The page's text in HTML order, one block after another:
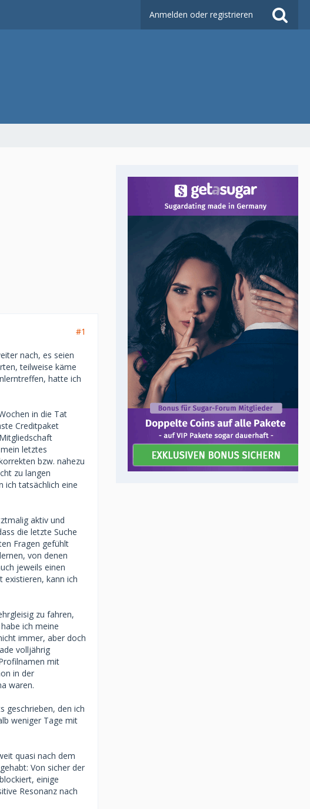
Anmelden oder registrieren
#1
nach, es seien
teilweise käme
hatte ich
in die Tat
Creditpaket
letztes
bzw. nahezu
zu langen
ich tatsächlich eine
aktiv und
die letzte Suche
Fragen gefühlt
von denen
jeweils einen
existieren, kann ich
zu fahren,
ich meine
immer, aber doch
volljährig
mit
in der
waren.
geschrieben, den ich
weniger Tage mit
quasi nach dem
Von sicher der
einige
Resonanz nach